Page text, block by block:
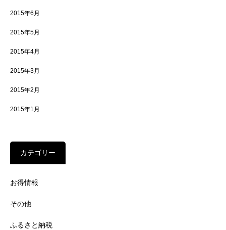
2015年6月
2015年5月
2015年4月
2015年3月
2015年2月
2015年1月
カテゴリー
お得情報
その他
ふるさと納税